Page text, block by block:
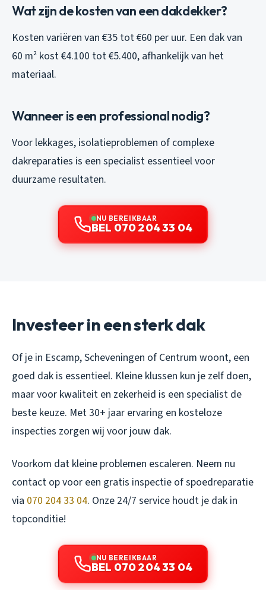
Wat zijn de kosten van een dakdekker?
Kosten variëren van €35 tot €60 per uur. Een dak van
60 m² kost €4.100 tot €5.400, afhankelijk van het
materiaal.
Wanneer is een professional nodig?
Voor lekkages, isolatieproblemen of complexe
dakreparaties is een specialist essentieel voor
duurzame resultaten.
NU BEREIKBAAR
BEL 070 204 33 04
Investeer in een sterk dak
Of je in Escamp, Scheveningen of Centrum woont, een
goed dak is essentieel. Kleine klussen kun je zelf doen,
maar voor kwaliteit en zekerheid is een specialist de
beste keuze. Met 30+ jaar ervaring en kosteloze
inspecties zorgen wij voor jouw dak.
Voorkom dat kleine problemen escaleren. Neem nu
contact op voor een gratis inspectie of spoedreparatie
via 070 204 33 04. Onze 24/7 service houdt je dak in
topconditie!
NU BEREIKBAAR
BEL 070 204 33 04